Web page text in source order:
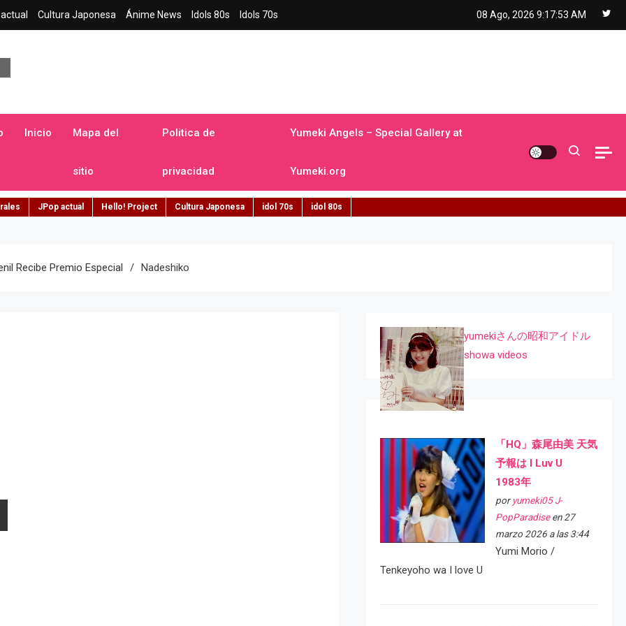
Cultura Japonesa Ánime News Idols 80s Idols 70s 08 Ago, 2026 9:17:54 AM
Inicio Mapa del
sitio
Politica de
privacidad
Yumeki Angels – Special Gallery at
Yumeki.org
JPop actual Hello! Project Cultura Japonesa idol 70s idol 80s
Recibe Premio Especial Nadeshiko
yumekiさんの昭和アイドル
showa videos
「HQ」森尾由美 天気
予報は I Luv U
1983年
por yumeki05 J-
PopParadiseen 27
marzo 2026 a las 3:44
Yumi Morio /
Tenkeyoho wa I love U